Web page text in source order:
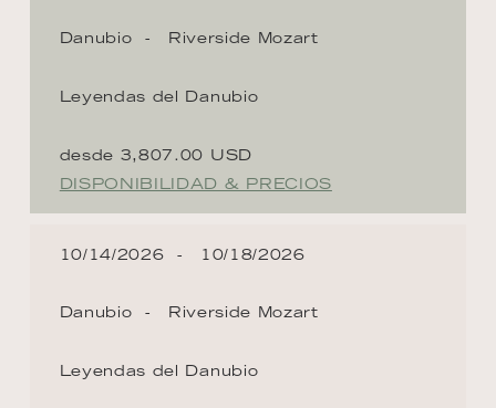
Danubio Riverside Mozart
Leyendas del Danubio
desde 3,807.00 USD
DISPONIBILIDAD & PRECIOS
10/14/2026 10/18/2026
Danubio Riverside Mozart
Leyendas del Danubio